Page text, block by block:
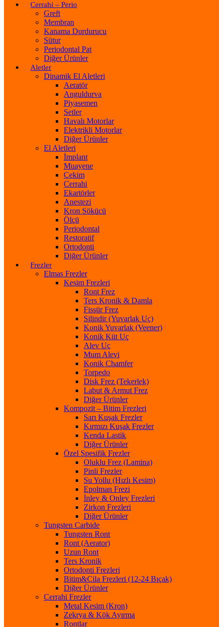
Cerrahi – Perio
Greft
Membran
Kanama Durdurucu
Sütur
Periodontal Pat
Diğer Ürünler
Aletler
Dinamik El Aletleri
Aeratör
Anguldurva
Piyasemen
Setler
Havalı Motorlar
Elektrikli Motorlar
Diğer Ürünler
El Aletleri
İmplant
Muayene
Çekim
Cerrahi
Ekartörler
Anestezi
Kron Sökücü
Ölçü
Periodontal
Restoratif
Ortodonti
Diğer Ürünler
Frezler
Elmas Frezler
Kesim Frezleri
Ront Frez
Ters Kronik & Damla
Fissür Frez
Silindir (Yuvarlak Uç)
Konik Yuvarlak (Veener)
Konik Küt Uç
Alev Uç
Mum Alevi
Konik Chamfer
Torpedo
Disk Frez (Tekerlek)
Labut & Armut Frez
Diğer Ürünler
Kompozit – Bitim Frezleri
Sarı Kuşak Frezler
Kırmızı Kuşak Frezler
Kenda Lastik
Diğer Ürünler
Özel Spesifik Frezler
Oluklu Frez (Lamina)
Pinli Frezler
Su Yollu (Hızlı Kesim)
Epolman Frezi
İnley & Onley Frezleri
Zirkon Frezleri
Diğer Ürünler
Tungsten Carbide
Tungsten Ront
Ront (Aerator)
Uzun Ront
Ters Kronik
Ortodonti Frezleri
Bitim&Cila Frezleri (12-24 Bıçak)
Diğer Ürünler
Cerrahi Frezler
Metal Kesim (Kron)
Zekrya & Kök Ayırma
Rontlar